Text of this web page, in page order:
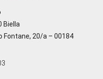
Biella
Fontane, 20/a – 00184